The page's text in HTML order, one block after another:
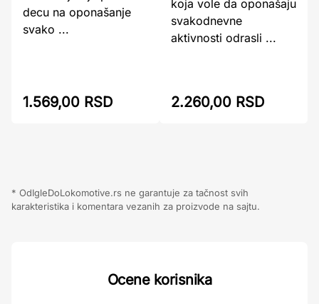
decu na oponašanje
svako ...
1.569,00 RSD
koja vole da oponašaju
svakodnevne
aktivnosti odrasli ...
2.260,00 RSD
* OdIgleDoLokomotive.rs ne garantuje za tačnost svih
karakteristika i komentara vezanih za proizvode na sajtu.
Ocene korisnika